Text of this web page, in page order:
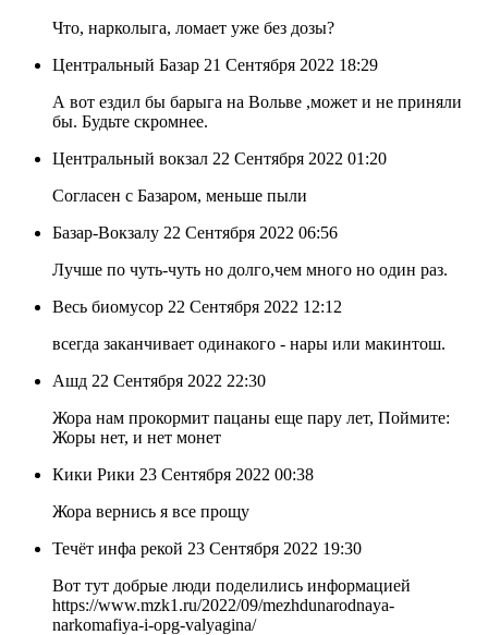
Что, нарколыга, ломает уже без дозы?
Центральный Базар 21 Сентября 2022 18:29
А вот ездил бы барыга на Вольве ,может и не приняли
бы. Будьте скромнее.
Центральный вокзал 22 Сентября 2022 01:20
Согласен с Базаром, меньше пыли
Базар-Вокзалу 22 Сентября 2022 06:56
Лучше по чуть-чуть но долго,чем много но один раз.
Весь биомусор 22 Сентября 2022 12:12
всегда заканчивает одинакого - нары или макинтош.
Ашд 22 Сентября 2022 22:30
Жора нам прокормит пацаны еще пару лет, Поймите:
Жоры нет, и нет монет
Кики Рики 23 Сентября 2022 00:38
Жора вернись я все прощу
Течёт инфа рекой 23 Сентября 2022 19:30
Вот тут добрые люди поделились информацией
https://www.mzk1.ru/2022/09/mezhdunarodnaya-
narkomafiya-i-opg-valyagina/